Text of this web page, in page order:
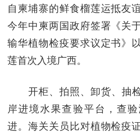
自柬埔寨的鲜食榴莲运抵友
今年中柬两国政府签署《关
输华植物检疫要求议定书》
莲首次入境广西。
开柜、拍照、卸货、抽
岸进境水果查验平台，查
进。海关关员比对植物检疫